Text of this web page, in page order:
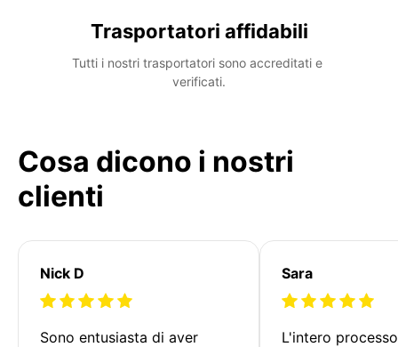
Trasportatori affidabili
Tutti i nostri trasportatori sono accreditati e
verificati.
Cosa dicono i nostri
clienti
Nick D
Sono entusiasta di aver
Sara
L'intero